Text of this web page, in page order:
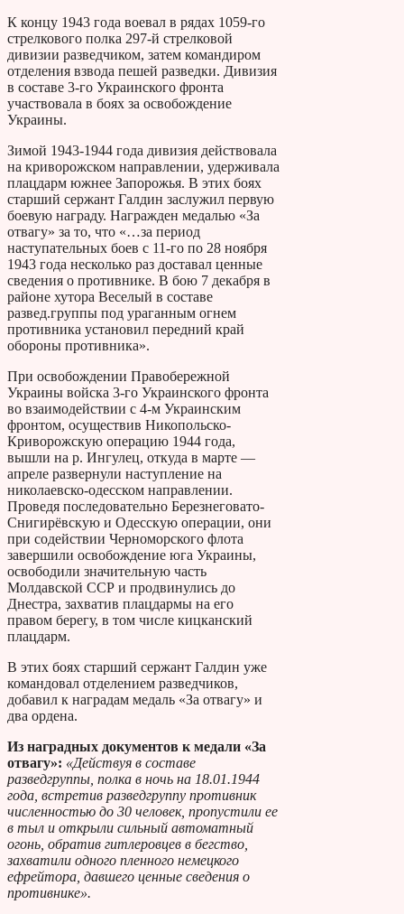
К концу 1943 года воевал в рядах 1059-го
стрелкового полка 297-й стрелковой
дивизии разведчиком, затем командиром
отделения взвода пешей разведки. Дивизия
в составе 3-го Украинского фронта
участвовала в боях за освобождение
Украины.
Зимой 1943-1944 года дивизия действовала
на криворожском направлении, удерживала
плацдарм южнее Запорожья. В этих боях
старший сержант Галдин заслужил первую
боевую награду. Награжден медалью «За
отвагу» за то, что «…за период
наступательных боев с 11-го по 28 ноября
1943 года несколько раз доставал ценные
сведения о противнике. В бою 7 декабря в
районе хутора Веселый в составе
развед.группы под ураганным огнем
противника установил передний край
обороны противника».
При освобождении Правобережной
Украины войска 3-го Украинского фронта
во взаимодействии с 4-м Украинским
фронтом, осуществив Никопольско-
Криворожскую операцию 1944 года,
вышли на р. Ингулец, откуда в марте —
апреле развернули наступление на
николаевско-одесском направлении.
Проведя последовательно Березнеговато-
Снигирёвскую и Одесскую операции, они
при содействии Черноморского флота
завершили освобождение юга Украины,
освободили значительную часть
Молдавской ССР и продвинулись до
Днестра, захватив плацдармы на его
правом берегу, в том числе кицканский
плацдарм.
В этих боях старший сержант Галдин уже
командовал отделением разведчиков,
добавил к наградам медаль «За отвагу» и
два ордена.
Из наградных документов к медали «За
отвагу»: «Действуя в составе
разведгруппы, полка в ночь на 18.01.1944
года, встретив разведгруппу противник
численностью до 30 человек, пропустили ее
в тыл и открыли сильный автоматный
огонь, обратив гитлеровцев в бегство,
захватили одного пленного немецкого
ефрейтора, давшего ценные сведения о
противнике».